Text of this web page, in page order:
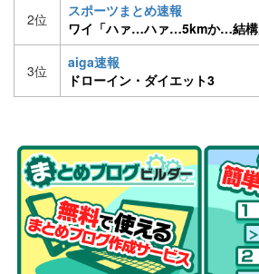
2位
スポーツまとめ速報
ワイ「ハァ…ハァ…5kmか…結
リーは…」→375kcal
3位
aiga速報
ドローイン・ダイエット3